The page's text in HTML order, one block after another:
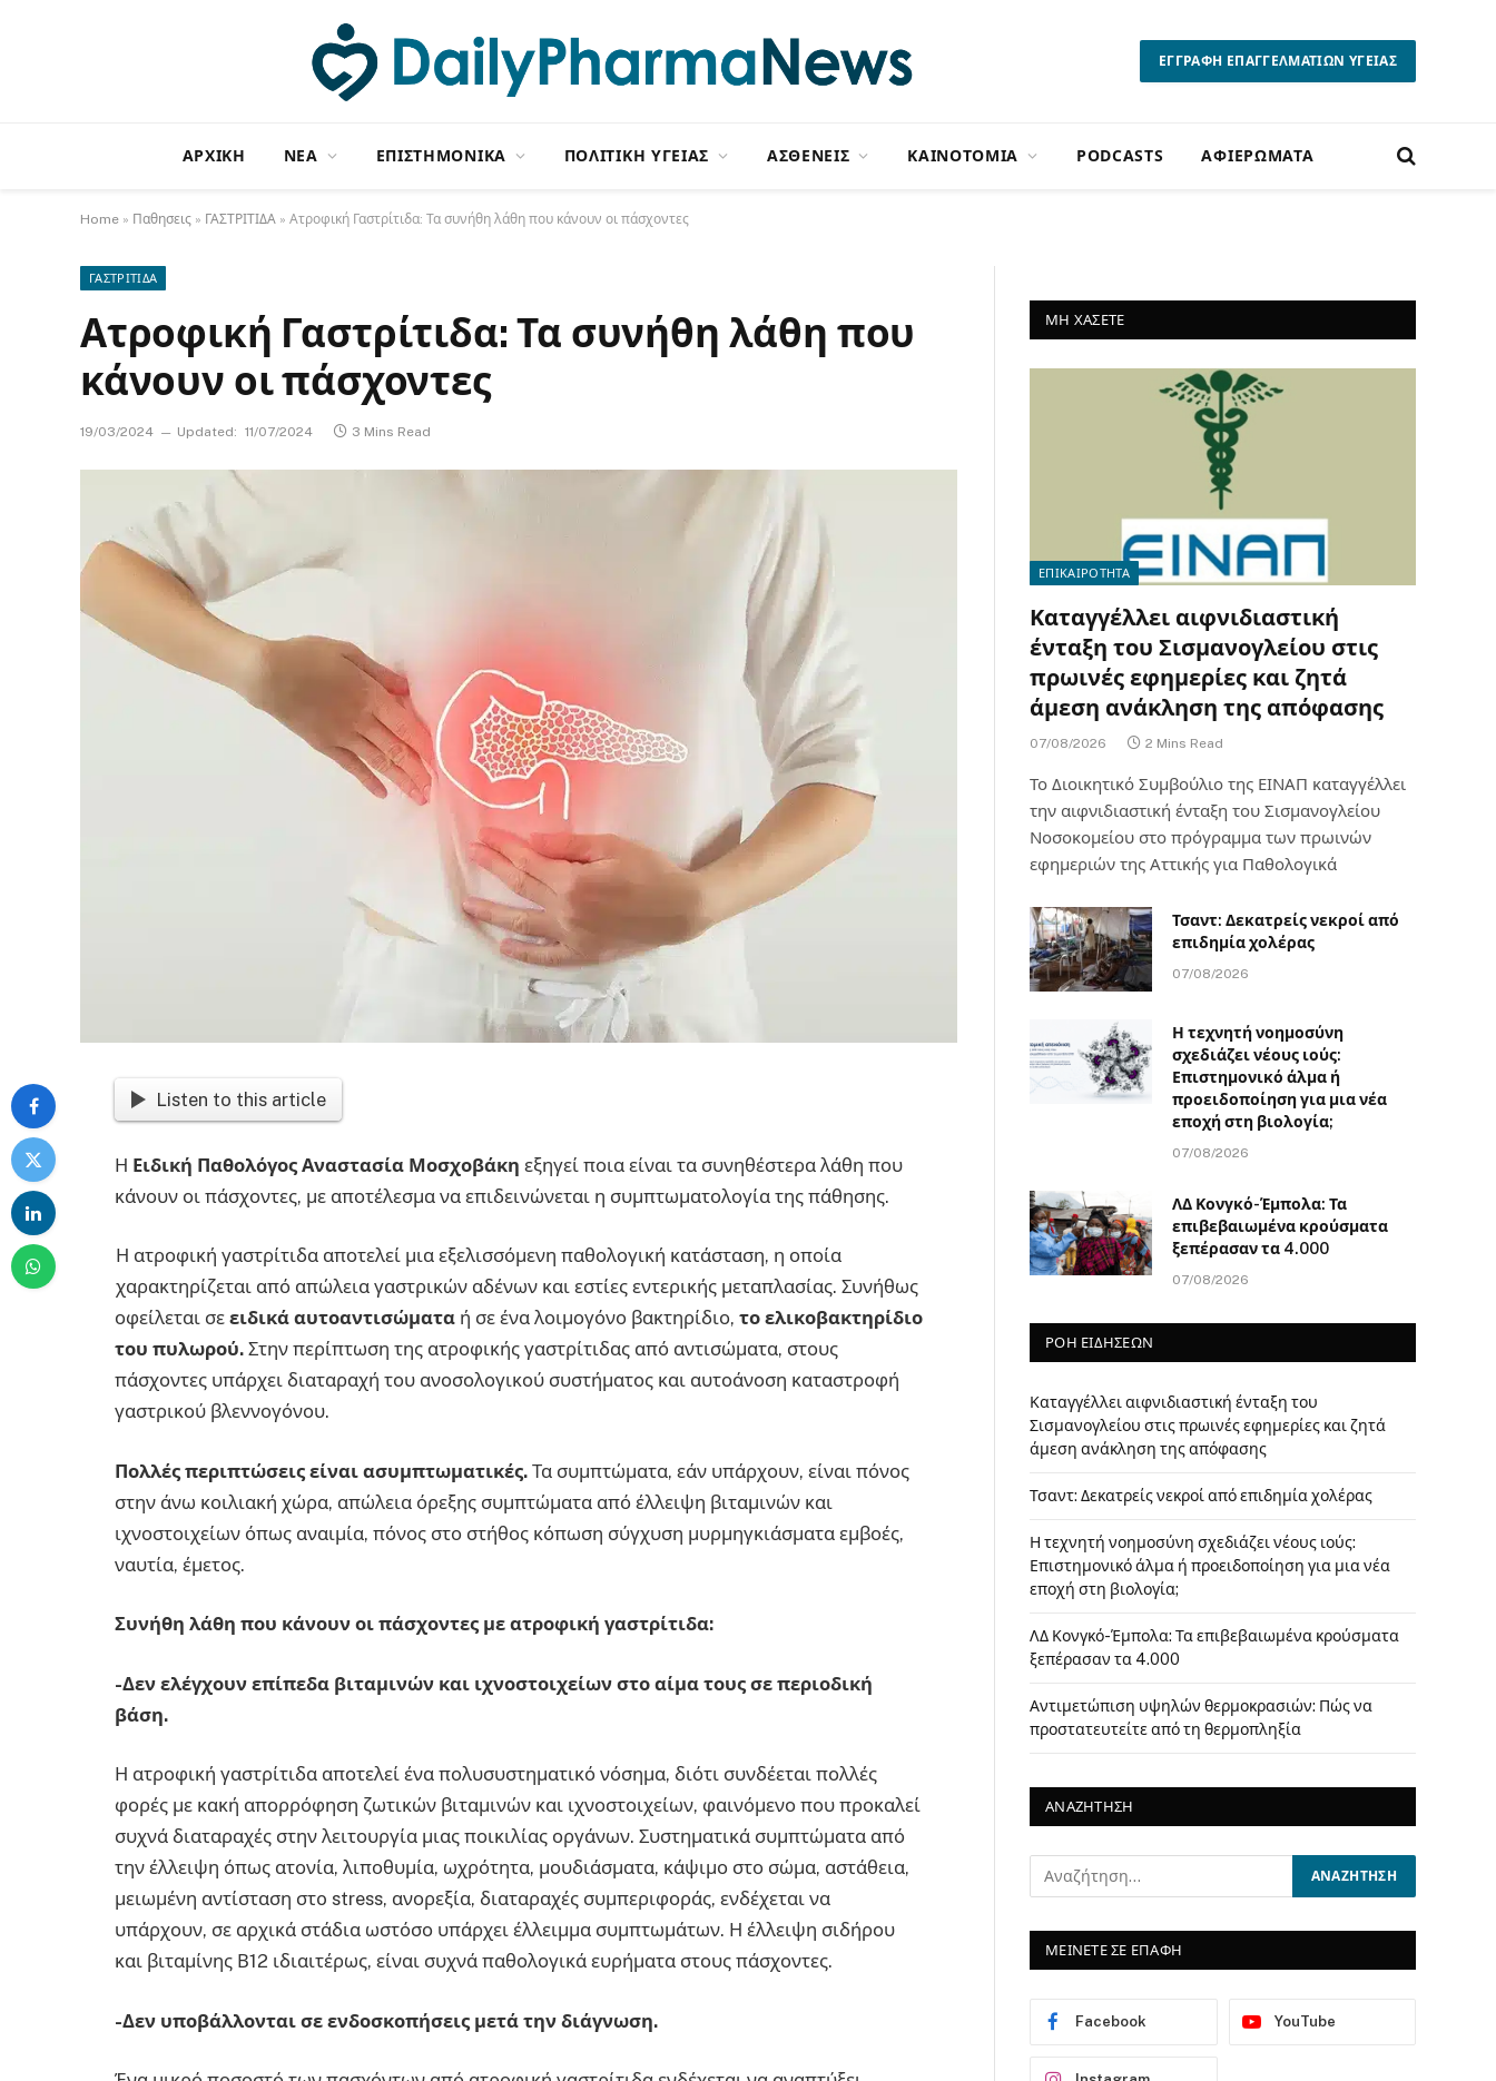
ΕΓΓΡΑΦΗ ΕΠΑΓΓΕΛΜΑΤΙΩΝ ΥΓΕΙΑΣ
ΑΡΧΙΚΗ NΕΑ ΕΠΙΣΤΗΜΟΝΙΚΑ ΠΟΛΙΤΙΚΗ ΥΓΕΙΑΣ ΑΣΘΕΝΕΙΣ ΚΑΙΝΟΤΟΜΙΑ PODCASTS ΑΦΙΕΡΩΜΑΤΑ
Home » Παθησεις » ΓΑΣΤΡΙΤΙΔΑ » Ατροφική Γαστρίτιδα: Τα συνήθη λάθη που κάνουν οι πάσχοντες
ΓΑΣΤΡΙΤΙΔΑ
Ατροφική Γαστρίτιδα: Τα συνήθη λάθη που
κάνουν οι πάσχοντες
19/03/2024 Updated: 11/07/2024 3 Mins Read
Listen to this article
Η Ειδική Παθολόγος Αναστασία Μοσχοβάκη εξηγεί ποια είναι τα συνηθέστερα λάθη που
κάνουν οι πάσχοντες, με αποτέλεσμα να επιδεινώνεται η συμπτωματολογία της πάθησης.
Η ατροφική γαστρίτιδα αποτελεί μια εξελισσόμενη παθολογική κατάσταση, η οποία
χαρακτηρίζεται από απώλεια γαστρικών αδένων και εστίες εντερικής μεταπλασίας. Συνήθως
οφείλεται σε ειδικά αυτοαντισώματα ή σε ένα λοιμογόνο βακτηρίδιο, το ελικοβακτηρίδιο
του πυλωρού. Στην περίπτωση της ατροφικής γαστρίτιδας από αντισώματα, στους
πάσχοντες υπάρχει διαταραχή του ανοσολογικού συστήματος και αυτοάνοση καταστροφή
γαστρικού βλεννογόνου.
Πολλές περιπτώσεις είναι ασυμπτωματικές. Τα συμπτώματα, εάν υπάρχουν, είναι πόνος
στην άνω κοιλιακή χώρα, απώλεια όρεξης συμπτώματα από έλλειψη βιταμινών και
ιχνοστοιχείων όπως αναιμία, πόνος στο στήθος κόπωση σύγχυση μυρμηγκιάσματα εμβοές,
ναυτία, έμετος.
Συνήθη λάθη που κάνουν οι πάσχοντες με ατροφική γαστρίτιδα:
-Δεν ελέγχουν επίπεδα βιταμινών και ιχνοστοιχείων στο αίμα τους σε περιοδική
βάση.
Η ατροφική γαστρίτιδα αποτελεί ένα πολυσυστηματικό νόσημα, διότι συνδέεται πολλές
φορές με κακή απορρόφηση ζωτικών βιταμινών και ιχνοστοιχείων, φαινόμενο που προκαλεί
συχνά διαταραχές στην λειτουργία μιας ποικιλίας οργάνων. Συστηματικά συμπτώματα από
την έλλειψη όπως ατονία, λιποθυμία, ωχρότητα, μουδιάσματα, κάψιμο στο σώμα, αστάθεια,
μειωμένη αντίσταση στo stress, ανορεξία, διαταραχές συμπεριφοράς, ενδέχεται να
υπάρχουν, σε αρχικά στάδια ωστόσο υπάρχει έλλειμμα συμπτωμάτων. Η έλλειψη σιδήρου
και βιταμίνης Β12 ιδιαιτέρως, είναι συχνά παθολογικά ευρήματα στους πάσχοντες.
-Δεν υποβάλλονται σε ενδοσκοπήσεις μετά την διάγνωση.
ΜΗ ΧΑΣΕΤΕ
ΕΠΙΚΑΙΡΟΤΗΤΑ
Καταγγέλλει αιφνιδιαστική
ένταξη του Σισμανογλείου στις
πρωινές εφημερίες και ζητά
άμεση ανάκληση της απόφασης
07/08/2026 2 Mins Read
Το Διοικητικό Συμβούλιο της ΕΙΝΑΠ καταγγέλλει
την αιφνιδιαστική ένταξη του Σισμανογλείου
Νοσοκομείου στο πρόγραμμα των πρωινών
εφημεριών της Αττικής για Παθολογικά
Τσαντ: Δεκατρείς νεκροί από
επιδημία χολέρας
07/08/2026
Η τεχνητή νοημοσύνη
σχεδιάζει νέους ιούς:
Επιστημονικό άλμα ή
προειδοποίηση για μια νέα
εποχή στη βιολογία;
07/08/2026
ΛΔ Κονγκό-Έμπολα: Τα
επιβεβαιωμένα κρούσματα
ξεπέρασαν τα 4.000
07/08/2026
ΡΟΗ ΕΙΔΗΣΕΩΝ
Καταγγέλλει αιφνιδιαστική ένταξη του
Σισμανογλείου στις πρωινές εφημερίες και ζητά
άμεση ανάκληση της απόφασης
Τσαντ: Δεκατρείς νεκροί από επιδημία χολέρας
Η τεχνητή νοημοσύνη σχεδιάζει νέους ιούς:
Επιστημονικό άλμα ή προειδοποίηση για μια νέα
εποχή στη βιολογία;
ΛΔ Κονγκό-Έμπολα: Τα επιβεβαιωμένα κρούσματα
ξεπέρασαν τα 4.000
Αντιμετώπιση υψηλών θερμοκρασιών: Πώς να
προστατευτείτε από τη θερμοπληξία
ΑΝΑΖΗΤΗΣΗ
ΜΕΙΝΕΤΕ ΣΕ ΕΠΑΦΗ
Facebook YouTube